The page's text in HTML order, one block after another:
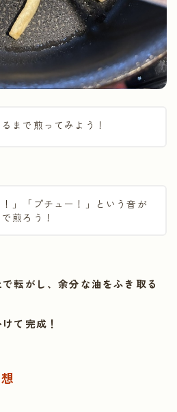
まで煎ってみよう！
！」「プチュー！」という音が
煎ろう！
転がし、余分な油をふき取る
て完成！